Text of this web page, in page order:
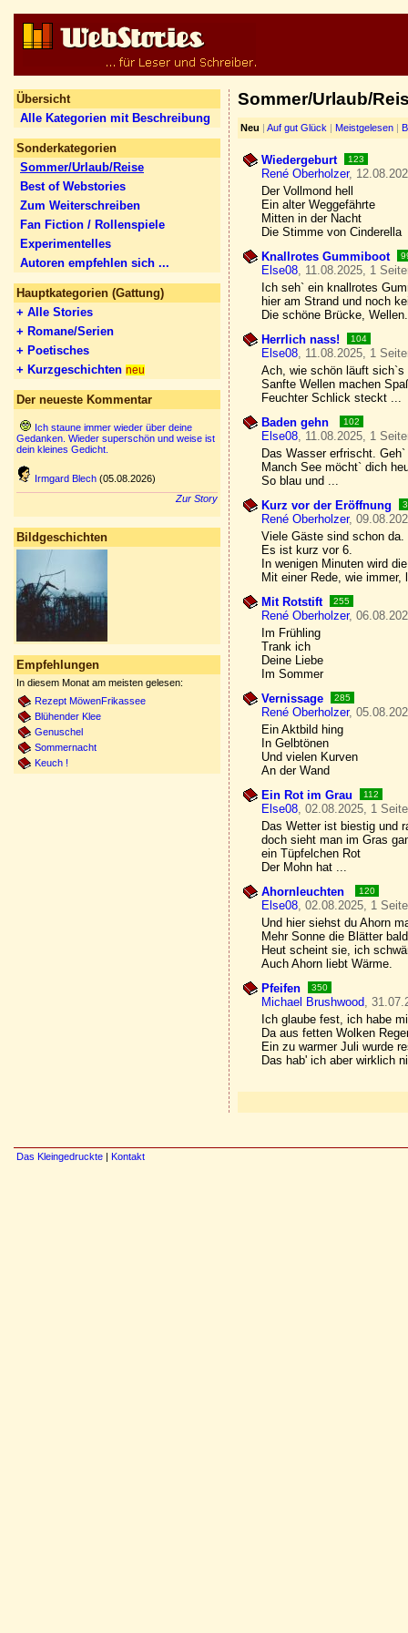
Übersicht
Alle Kategorien mit Beschreibung
Sonderkategorien
Sommer/Urlaub/Reise
Best of Webstories
Zum Weiterschreiben
Fan Fiction / Rollenspiele
Experimentelles
Autoren empfehlen sich ...
Hauptkategorien (Gattung)
+ Alle Stories
+ Romane/Serien
+ Poetisches
+ Kurzgeschichten neu
Der neueste Kommentar
Ich staune immer wieder über deine
Gedanken. Wieder superschön und weise ist
dein kleines Gedicht.
Irmgard Blech (05.08.2026)
Zur Story
Bildgeschichten
Empfehlungen
In diesem Monat am meisten gelesen:
Rezept MöwenFrikassee
Blühender Klee
Genuschel
Sommernacht
Keuch !
Sommer/Urlaub/
Neu | Auf gut Glück | Meistgelesen |
Wiedergeburt 123
René Oberholzer,
Der Vollmond hell
Ein alter Weggefährte
Mitten in der Nacht
Die Stimme von Cinderella
Knallrotes Gummiboot
Else08, 11.08.2025, 1
Ich seh` ein knallrotes
hier am Strand und noch
Die schöne Brücke,
Herrlich nass!
104
Else08, 11.08.2025, 1
Ach, wie schön läuft sich`s
Sanfte Wellen machen
Feuchter Schlick steckt ...
Baden gehn
102
Else08, 11.08.2025, 1
Das Wasser erfrischt.
Manch See möcht` dich
So blau und ...
Kurz vor der Eröffnung
René Oberholzer,
Viele Gäste sind schon da.
Es ist kurz vor 6.
In wenigen Minuten wird
Mit einer Rede, wie
Mit Rotstift
255
René Oberholzer,
Im Frühling
Trank ich
Deine Liebe
Im Sommer
Vernissage
285
René Oberholzer,
Ein Aktbild hing
In Gelbtönen
Und vielen Kurven
An der Wand
Ein Rot im Grau
112
Else08, 02.08.2025, 1
Das Wetter ist biestig und
doch sieht man im Gras
ein Tüpfelchen Rot
Der Mohn hat ...
Ahornleuchten
120
Else08, 02.08.2025, 1
Und hier siehst du Ahorn
Mehr Sonne die Blätter
Heut scheint sie, ich
Auch Ahorn liebt Wärme.
Pfeifen
350
Michael Brushwood,
Ich glaube fest, ich habe
Da aus fetten Wolken
Ein zu warmer Juli wurde
Das hab' ich aber wirklich
Das Kleingedruckte | Kontakt